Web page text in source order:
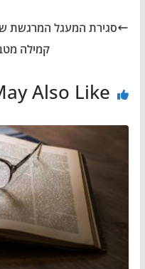
סגירת המעגל המרגשת
קמילה
Also Like